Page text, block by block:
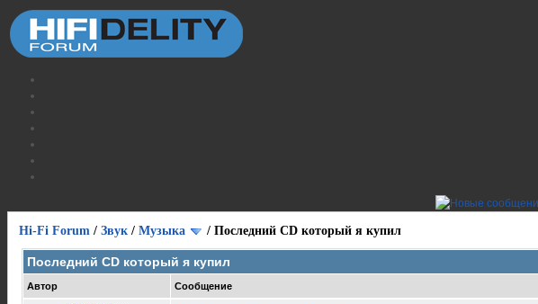
Hi-Fi Forum / Звук / Музыка / Последний CD который я купил
Последний CD который я купил
Автор Сообщение